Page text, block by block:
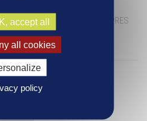
– PARCELLE ZK 335 AUPRES
accept all
all cookies
policy